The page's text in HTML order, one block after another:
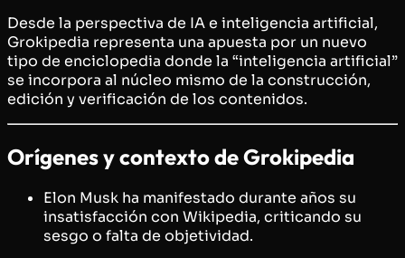
Desde la perspectiva de IA e inteligencia artificial,
Grokipedia representa una apuesta por un nuevo
tipo de enciclopedia donde la “inteligencia artificial”
se incorpora al núcleo mismo de la construcción,
edición y verificación de los contenidos.
Orígenes y contexto de Grokipedia
Elon Musk ha manifestado durante años su
insatisfacción con Wikipedia, criticando su
sesgo o falta de objetividad.